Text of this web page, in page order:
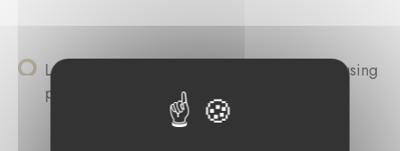
Laurent André: Prediction of unsteady flow using
physics-informed deep learning methods